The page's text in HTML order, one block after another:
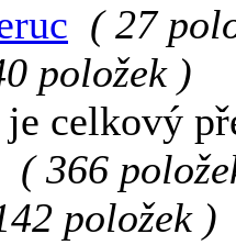
( 27
položek )
celkový
( 366
položek )